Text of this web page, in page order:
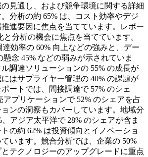
見通し、および競争環境に関する詳細
分析の約 65% は、コスト効率やデジ
進要因に焦点を当てています。レポー
と分析の機会に焦点を当てています。
効率の 60% 向上などの強みと、デー
念 45% などの弱みが示されていま
調達ソリューションの 55% の成長が
はサプライヤー管理の 40% の課題が
ートでは、間接調達で 57% のシェ
アプリケーションで 52% のシェアを占
ンの洞察もカバーしています。地域分
アジア太平洋で 28% のシェアが含ま
の約 62% は投資傾向とイノベーショ
います。競合分析では、企業の 50%
テクノロジーのアップグレードに重点